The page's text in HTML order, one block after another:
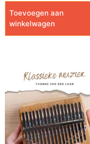
Toevoegen aan
winkelwagen